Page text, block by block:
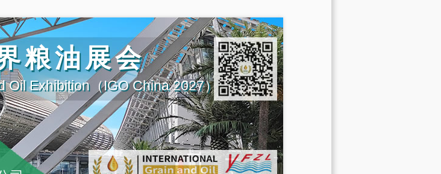
粮油展会
Exhibition（IGO China 2027）